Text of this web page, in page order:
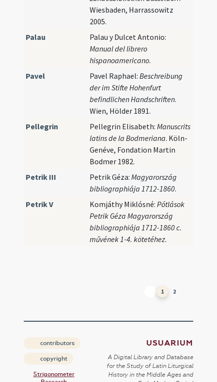
Wiesbaden, Harrassowitz
2005.
Palau
Palau y Dulcet Antonio:
Manual del librero
hispanoamericano.
Pavel
Pavel Raphael:Beschreibung
der im Stifte Hohenfurt
befindlichen Handschriften.
Wien, Hölder 1891.
Pellegrin
Pellegrin Elisabeth:Manuscrits
latins de la Bodmeriana. Köln-
Genéve, Fondation Martin
Bodmer 1982.
Petrik III
Petrik Géza:Magyarország
bibliographiája 1712-1860.
Petrik V
Komjáthy Miklósné:Pótlások
Petrik Géza Magyarország
bibliographiája 1712-1860 c.
művének 1-4. kötetéhez.
1 2
contributors
copyright
Strigonometer
USUARIUM
A Digital Library and Database
for the Study of Latin Liturgical
History in the Middle Ages and